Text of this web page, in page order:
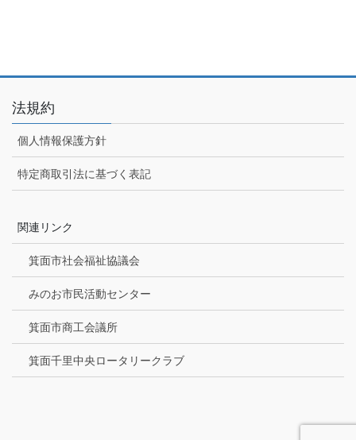
法規約
個人情報保護方針
特定商取引法に基づく表記
関連リンク
箕面市社会福祉協議会
みのお市民活動センター
箕面市商工会議所
箕面千里中央ロータリークラブ